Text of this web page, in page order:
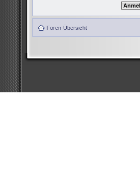
Foren-Übersicht